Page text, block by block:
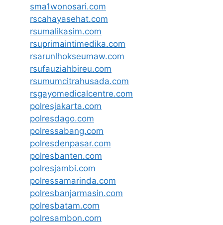
sma1wonosari.com
rscahayasehat.com
rsumalikasim.com
rsuprimaintimedika.com
rsarunlhokseumaw.com
rsufauziahbireu.com
rsumumcitrahusada.com
rsgayomedicalcentre.com
polresjakarta.com
polresdago.com
polressabang.com
polresdenpasar.com
polresbanten.com
polresjambi.com
polressamarinda.com
polresbanjarmasin.com
polresbatam.com
polresambon.com